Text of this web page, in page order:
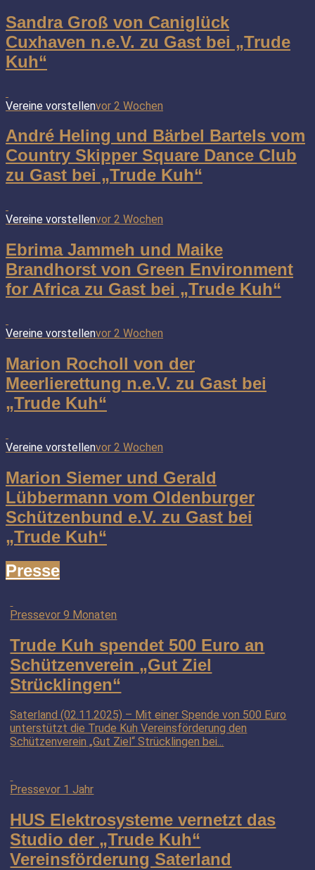
Sandra Groß von Caniglück
Cuxhaven n.e.V. zu Gast bei „Trude
Kuh“
Vereine vorstellenvor 2 Wochen
André Heling und Bärbel Bartels vom
Country Skipper Square Dance Club
zu Gast bei „Trude Kuh“
Vereine vorstellenvor 2 Wochen
Ebrima Jammeh und Maike
Brandhorst von Green Environment
for Africa zu Gast bei „Trude Kuh“
Vereine vorstellenvor 2 Wochen
Marion Rocholl von der
Meerlierettung n.e.V. zu Gast bei
„Trude Kuh“
Vereine vorstellenvor 2 Wochen
Marion Siemer und Gerald
Lübbermann vom Oldenburger
Schützenbund e.V. zu Gast bei
„Trude Kuh“
Presse
Pressevor 9 Monaten
Trude Kuh spendet 500 Euro an
Schützenverein „Gut Ziel
Strücklingen“
Saterland (02.11.2025) – Mit einer Spende von 500 Euro
unterstützt die Trude Kuh Vereinsförderung den
Schützenverein „Gut Ziel“ Strücklingen bei...
Pressevor 1 Jahr
HUS Elektrosysteme vernetzt das
Studio der „Trude Kuh“
Vereinsförderung Saterland